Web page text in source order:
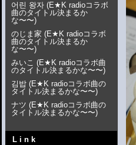
어린 왕자 (E★K radioコラボ
曲のタイトル決まるか
な〜〜)
のじま家 (E★K radioコラボ
曲のタイトル決まるか
な〜〜)
みいこ (E★K radioコラボ曲
のタイトル決まるかな〜〜)
김밥 (E★K radioコラボ曲の
タイトル決まるかな〜〜)
ナツ (E★K radioコラボ曲の
タイトル決まるかな〜〜)
Link